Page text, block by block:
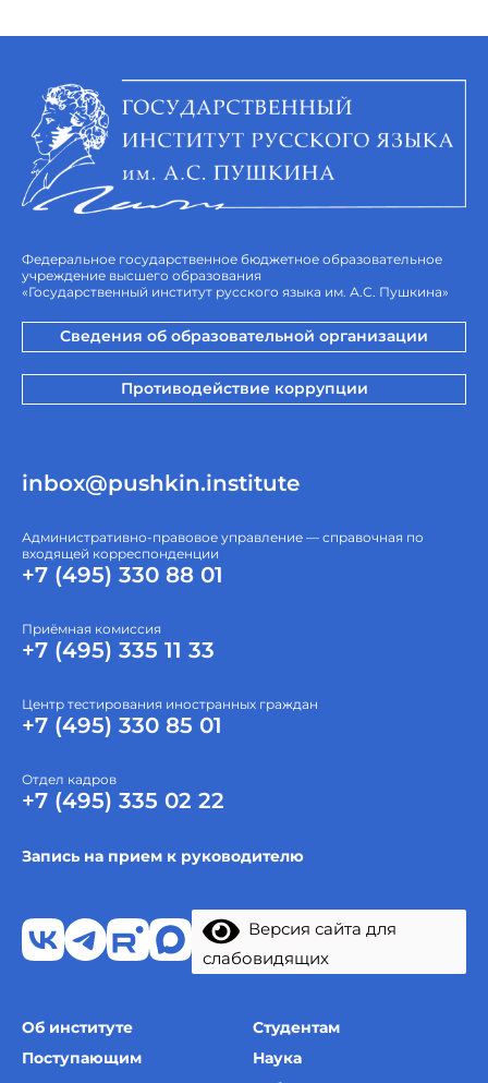
Федеральное государственное бюджетное образовательное
учреждение высшего образования
«Государственный институт русского языка им. А.С. Пушкина»
Сведения об образовательной организации
Противодействие коррупции
inbox@pushkin.institute
Административно-правовое управление — справочная по
входящей корреспонденции
+7 (495) 330 88 01
Приёмная комиссия
+7 (495) 335 11 33
Центр тестирования иностранных граждан
+7 (495) 330 85 01
Отдел кадров
+7 (495) 335 02 22
Запись на прием к руководителю
Версия сайта для
слабовидящих
Об институте
Студентам
Поступающим
Наука